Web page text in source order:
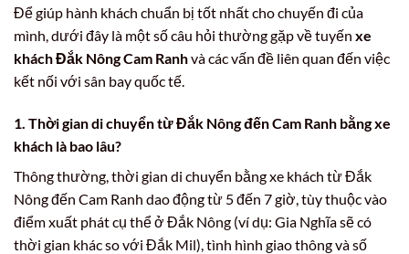
Để giúp hành khách chuẩn bị tốt nhất cho chuyến đi của
mình, dưới đây là một số câu hỏi thường gặp về tuyến xe
khách Đắk Nông Cam Ranhvà các vấn đề liên quan đến việc
kết nối với sân bay quốc tế.
1. Thời gian di chuyển từ Đắk Nông đến Cam Ranh bằng xe
khách là bao lâu?
Thông thường, thời gian di chuyển bằng xe khách từ Đắk
Nông đến Cam Ranh dao động từ 5 đến 7 giờ, tùy thuộc vào
điểm xuất phát cụ thể ở Đắk Nông (ví dụ: Gia Nghĩa sẽ có
thời gian khác so với Đắk Mil), tình hình giao thông và số